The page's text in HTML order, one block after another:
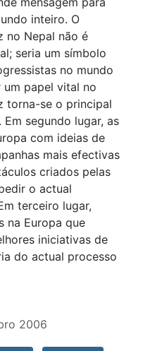
inteiro. O
no Nepal não é
seria um símbolo
no mundo
um papel vital no
torna-se o principal
segundo lugar, as
com ideias de
mais efectivas
criados pelas
o actual
terceiro lugar,
na Europa que
iniciativas de
do actual processo
2006